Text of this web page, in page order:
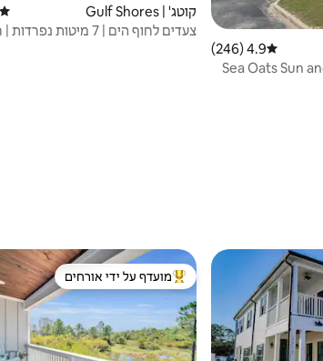
דירוג ממוצע של 4.9 מתוך 5, 246 ביקורות
4.9 (246)
Sea Oats Sun
קוטג' | Gulf Shores
צעדים לחוף הים | 7 מיטות
מוביל בקרב נכסים מועדפים על ידי
מועדף על ידי אורחים